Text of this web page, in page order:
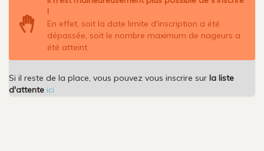
!
En effet, soit la date limite d'inscription a été
dépassée, soit le nombre maximum de nageurs a
été atteint.
Si il reste de la place, vous pouvez vous inscrire sur la liste
d'attente ici